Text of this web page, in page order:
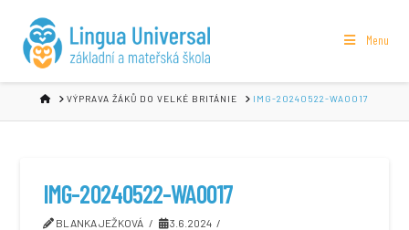
Menu
HOMEVÝPRAVA ŽÁKŮ DO VELKÉ BRITÁNIE IMG-20240522-WA0017
IMG-20240522-WA0017
BLANKA JEŽKOVÁ 3.6.2024